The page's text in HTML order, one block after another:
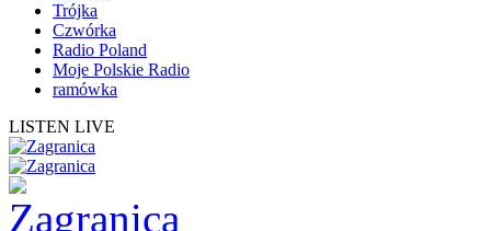
Trójka
Czwórka
Radio Poland
Moje Polskie Radio
ramówka
LISTEN LIVE